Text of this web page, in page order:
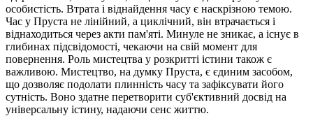
особистість. Втрата і віднайдення часу є наскрізною темою.
Час у Пруста не лінійний, а циклічний, він втрачається і
віднаходиться через акти пам'яті. Минуле не зникає, а існує в
глибинах підсвідомості, чекаючи на свій момент для
повернення. Роль мистецтва у розкритті істини також є
важливою. Мистецтво, на думку Пруста, є єдиним засобом,
що дозволяє подолати плинність часу та зафіксувати його
сутність. Воно здатне перетворити суб'єктивний досвід на
універсальну істину, надаючи сенс життю.